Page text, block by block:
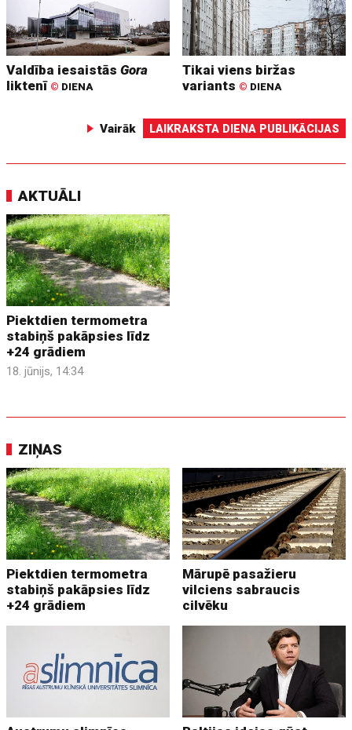
Valdība iesaistāsGora
liktenī © DIENA
Tikai viens biržas
variants © DIENA
Vairāk LAIKRAKSTA DIENA PUBLIKĀCIJAS
AKTUĀLI
Piektdien termometra
stabiņš pakāpsies līdz
+24 grādiem
18. jūnijs, 14:34
ZIŅAS
Piektdien termometra
stabiņš pakāpsies līdz
+24 grādiem
Mārupē pasažieru
vilciens sabraucis
cilvēku